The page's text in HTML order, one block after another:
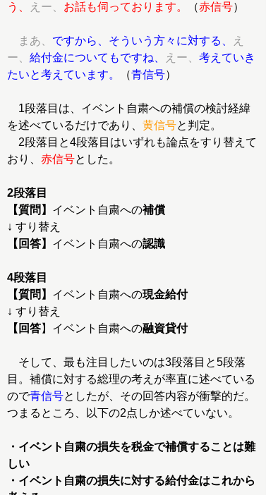
う、
えー、 お話も伺っております。 （赤信号）
まあ、 ですから、そういう方々に対する、
え
ー、 給付金についてもですね、 えー、 考えていき
たいと考えています。
（青信号）
1段落目は、イベント自粛への補償の検討経緯
を述べているだけであり、 黄信号と判定。
2段落目と4段落目はいずれも論点をすり替えて
おり、 赤信号とした。
2段落目
【質問】 イベント自粛への補償
【回答】 イベント自粛への認識
4段落目
【質問】 イベント自粛への現金給付
【回答】イベント自粛への融資貸付
そして、最も注目したいのは3段落目と5段落
目。補償に対する総理の考えが率直に述べている
ので青信号としたが、その回答内容が衝撃的だ。
つまるところ、以下の2点しか述べていない。
・イベント自粛の損失を税金で補償することは難
しい
・イベント自粛の損失に対する給付金はこれから